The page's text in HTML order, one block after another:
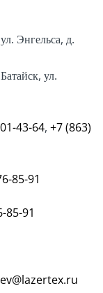
Энгельса, д.
ул.
43-64, +7 (863)
85-91
85-91